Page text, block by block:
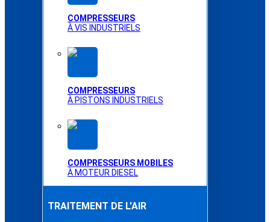
COMPRESSEURS
À VIS INDUSTRIELS
COMPRESSEURS
À PISTONS INDUSTRIELS
COMPRESSEURS MOBILES
À MOTEUR DIESEL
TRAITEMENT DE L'AIR